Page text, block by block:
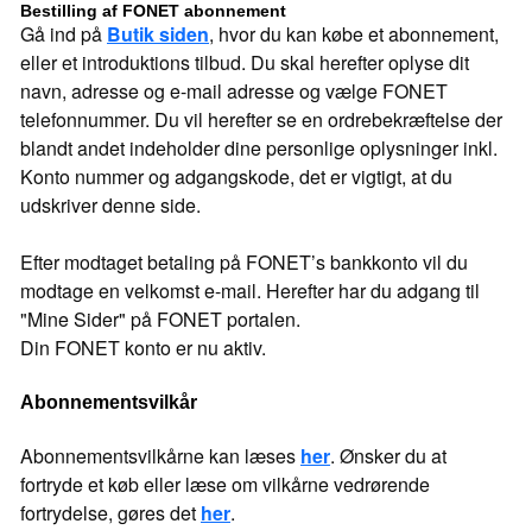
Bestilling af FONET abonnement
Gå ind på Butik siden, hvor du kan købe et abonnement,
eller et introduktions tilbud. Du skal herefter oplyse dit
navn, adresse og e-mail adresse og vælge FONET
telefonnummer. Du vil herefter se en ordrebekræftelse der
blandt andet indeholder dine personlige oplysninger inkl.
Konto nummer og adgangskode, det er vigtigt, at du
udskriver denne side.
Efter modtaget betaling på FONET’s bankkonto vil du
modtage en velkomst e-mail. Herefter har du adgang til
"Mine Sider" på FONET portalen.
Din FONET konto er nu aktiv.
Abonnementsvilkår
Abonnementsvilkårne kan læses her. Ønsker du at
fortryde et køb eller læse om vilkårne vedrørende
fortrydelse, gøres det her.